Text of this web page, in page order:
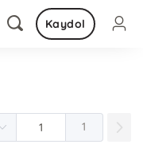
Kaydol
1